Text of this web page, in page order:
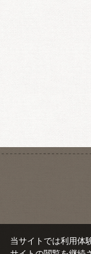
当サイトでは利用体